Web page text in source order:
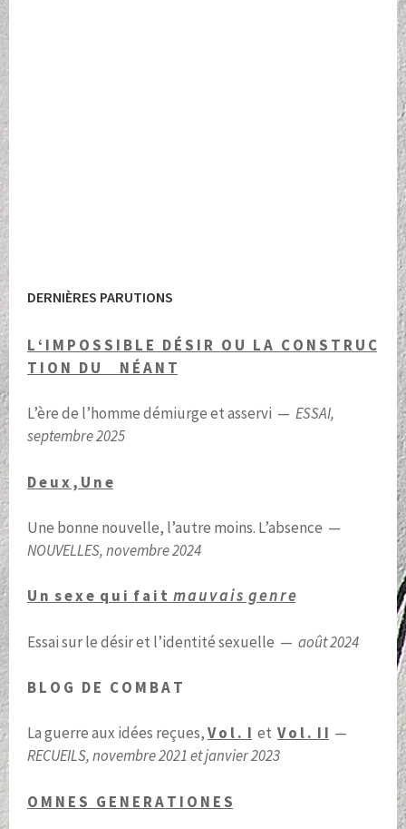
DERNIÈRES PARUTIONS
L ‘ I M P O S S I B L E D É S I R O U L A C O N S T R U C
T I O N D U N É A N T
L’ère de l’homme démiurge et asservi — ESSAI,
septembre 2025
D e u x , U n e
Une bonne nouvelle, l’autre moins. L’absence —
NOUVELLES, novembre 2024
U n s e x e q u i f a i t m a u v a i s g e n r e
Essai sur le désir et l’identité sexuelle — août 2024
B L O G D E C O M B A T
La guerre aux idées reçues,V o l . I et V o l . I I —
RECUEILS, novembre 2021 et janvier 2023
O M N E S G E N E R A T I O N E S